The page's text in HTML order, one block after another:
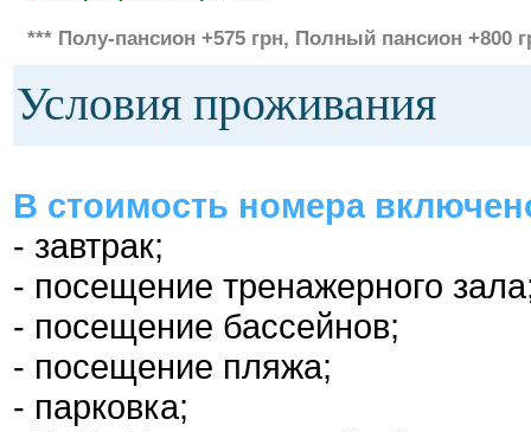
*** Полу-пансион +575 грн, Полный пансион +800
Условия проживания
В стоимость номера
- завтрак;
- посещение тренажерного
- посещение бассейнов;
- посещение пляжа;
- парковка;